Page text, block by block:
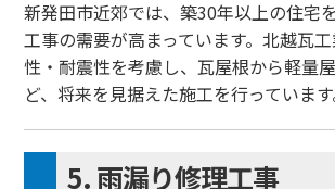
新発田市近郊では、築30年以上の住宅
工事の需要が高まっています。北越瓦
性・耐震性を考慮し、瓦屋根から軽量
ど、将来を見据えた施工を行っています
5. 雨漏り修理工事